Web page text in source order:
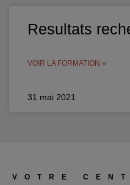
Resultats
VOIR LA FORMATION »
31 mai 2021
VOTRE